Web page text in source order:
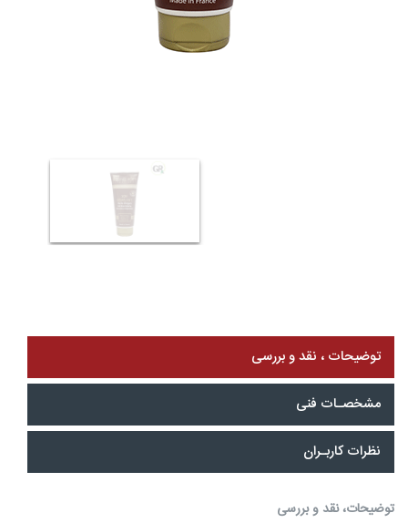
، نقد و بررسی
فنی
کاربـران
نقد و بررسی